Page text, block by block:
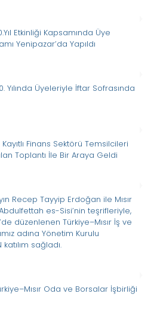
Etkinliği Kapsamında Üye
Yenipazar’da Yapıldı
Yılında Üyeleriyle İftar Sofrasında
Finans Sektörü Temsilcileri
Toplantı İle Bir Araya Geldi
Recep Tayyip Erdoğan ile Mısır
es-Sisi’nin teşrifleriyle,
düzenlenen Türkiye–Mısır İş ve
adına Yönetim Kurulu
katılım sağladı.
Oda ve Borsalar İşbirliği